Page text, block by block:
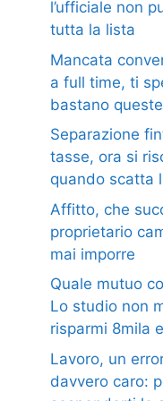
l’ufficiale non
tutta la lista
Mancata
a full time, ti
bastano
Separazione
tasse, ora si
quando scatta
Affitto, che
proprietario
mai imporre
Quale mutuo
Lo studio non
risparmi 8mila
Lavoro, un
davvero caro: